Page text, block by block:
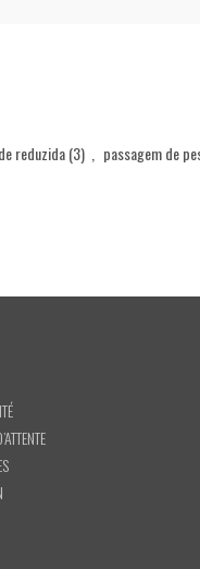
reduzida(3) passagem de